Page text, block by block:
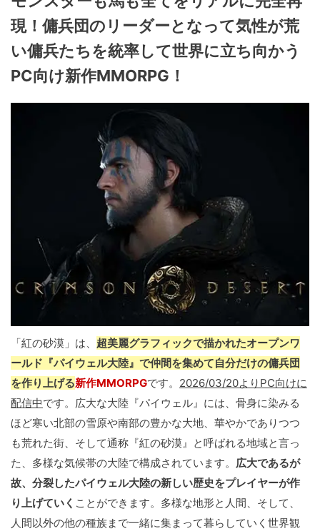
現！傭兵団のリーダーとなって気性が荒
い傭兵たちを統率して世界に立ち向かう
PC向け新作MMORPG！
「紅の砂漠」は、 超美麗グラフィックで描かれたオープンワ
ールド『パイウェル大陸』で仲間を集めて自分だけの傭兵団
を作り上げる新作MMORPGです。 2026/03/20よりPC向けに
配信中です。広大な大陸『パイウェル』には、骨身に染みる
ほど寒い北部の雪原や南部の豊かな大地、華やかでありつつ
も荒れた街、そして通称『紅の砂漠』と呼ばれる地域と言っ
た、多様な気候帯の大陸で構成されています。 広大であるが
故、分裂したパイウェル大陸の新しい歴史をプレイヤーが作
り上げていく ことができます。多様な地形と人間、そして、
人間以外の他の種族まで一緒に集まって暮らしていく世界観